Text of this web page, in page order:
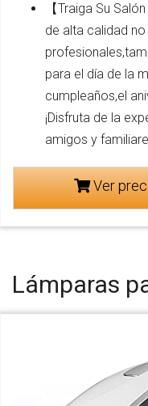
【Traiga Su
de alta calidad
para el día de la
cumpleaños,el
¡Disfruta de la
amigos y
Ver
Lámparas